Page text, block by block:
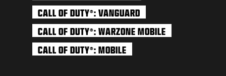
CALL OF DUTY®: VANGUARD
CALL OF DUTY®: WARZONE MOBILE
CALL OF DUTY®: MOBILE